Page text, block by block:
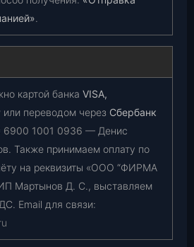
.
картой банка VISA,
или переводом через Сбербанк
6900 1001 0936 — Денис
Также принимаем оплату по
на реквизиты «ООО “ФИРМА
Мартынов Д. С., выставляем
Email для связи: